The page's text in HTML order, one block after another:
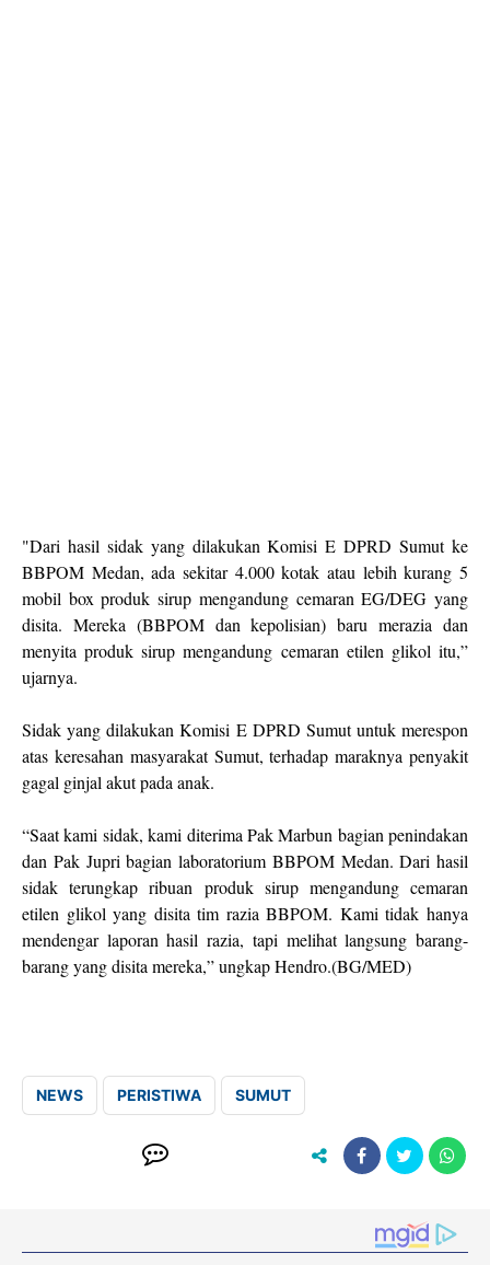
"Dari hasil sidak yang dilakukan Komisi E DPRD Sumut ke
BBPOM Medan, ada sekitar 4.000 kotak atau lebih kurang 5
mobil box produk sirup mengandung cemaran EG/DEG yang
disita. Mereka (BBPOM dan kepolisian) baru merazia dan
menyita produk sirup mengandung cemaran etilen glikol itu,”
ujarnya.
Sidak yang dilakukan Komisi E DPRD Sumut untuk merespon
atas keresahan masyarakat Sumut, terhadap maraknya penyakit
gagal ginjal akut pada anak.
“Saat kami sidak, kami diterima Pak Marbun bagian penindakan
dan Pak Jupri bagian laboratorium BBPOM Medan. Dari hasil
sidak terungkap ribuan produk sirup mengandung cemaran
etilen glikol yang disita tim razia BBPOM. Kami tidak hanya
mendengar laporan hasil razia, tapi melihat langsung barang-
barang yang disita mereka,” ungkap Hendro.(BG/MED)
NEWS PERISTIWA SUMUT